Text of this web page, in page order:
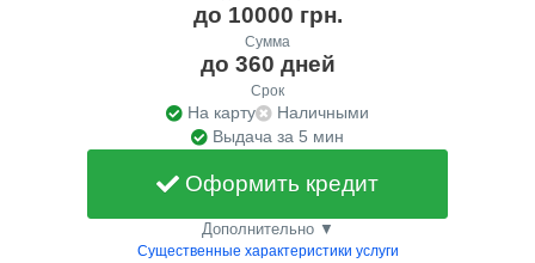
до 10000 грн.
Сумма
до 360 дней
Срок
На карту
Наличными
Выдача за 5 мин
Оформить кредит
Дополнительно ▼
Существенные характеристики услуги